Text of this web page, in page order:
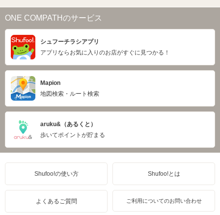
ONE COMPATHのサービス
シュフーチラシアプリ
アプリならお気に入りのお店がすぐに見つかる！
Mapion
地図検索・ルート検索
aruku&（あるくと）
歩いてポイントが貯まる
Shufoo!の使い方 Shufoo!とは
よくあるご質問 ご利用についてのお問い合わせ